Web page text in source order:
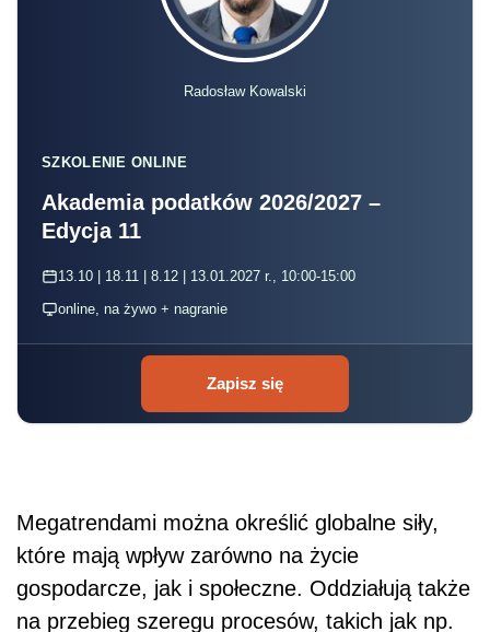
Radosław Kowalski
SZKOLENIE ONLINE
Akademia podatków 2026/2027 –
Edycja 11
13.10 | 18.11 | 8.12 | 13.01.2027 r., 10:00-15:00
online, na żywo + nagranie
Zapisz się
Megatrendami można określić globalne siły,
które mają wpływ zarówno na życie
gospodarcze, jak i społeczne. Oddziałują także
na przebieg szeregu procesów, takich jak np.